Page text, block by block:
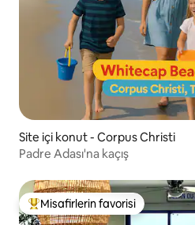
Site içi konut - Corpus Christi
Padre Adası'na kaçış
Misafirlerin favorilerinden en
Misafirlerin favorisi